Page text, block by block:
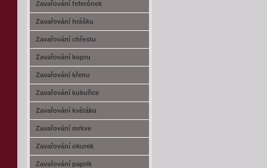
Zavařování feferónek
Zavařování hrášku
Zavařování chřestu
Zavařování kopru
Zavařování křenu
Zavařování kukuřice
Zavařování květáku
Zavařování mrkve
Zavařování okurek
Zavařování paprik